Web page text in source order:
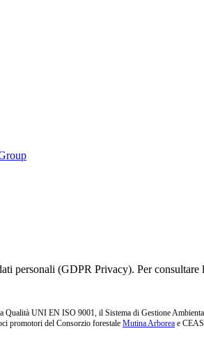
personali (GDPR Privacy). Per
Qualità UNI EN ISO 9001, il Sistema di Gestione
promotori del Consorzio forestale Mutina Arborea e